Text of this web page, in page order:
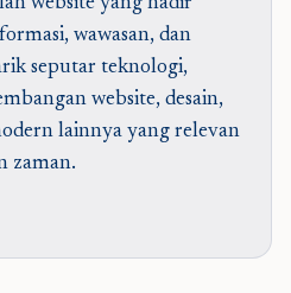
website yang hadir
wawasan, dan
seputar teknologi,
website, desain,
lainnya yang relevan
zaman.